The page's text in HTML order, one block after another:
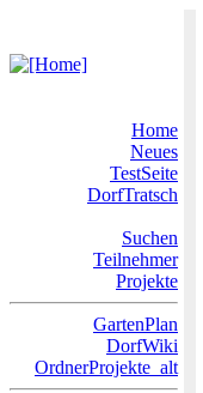
Home
Neues
TestSeite
DorfTratsch
Suchen
Teilnehmer
Projekte
GartenPlan
DorfWiki
OrdnerProjekte_alt